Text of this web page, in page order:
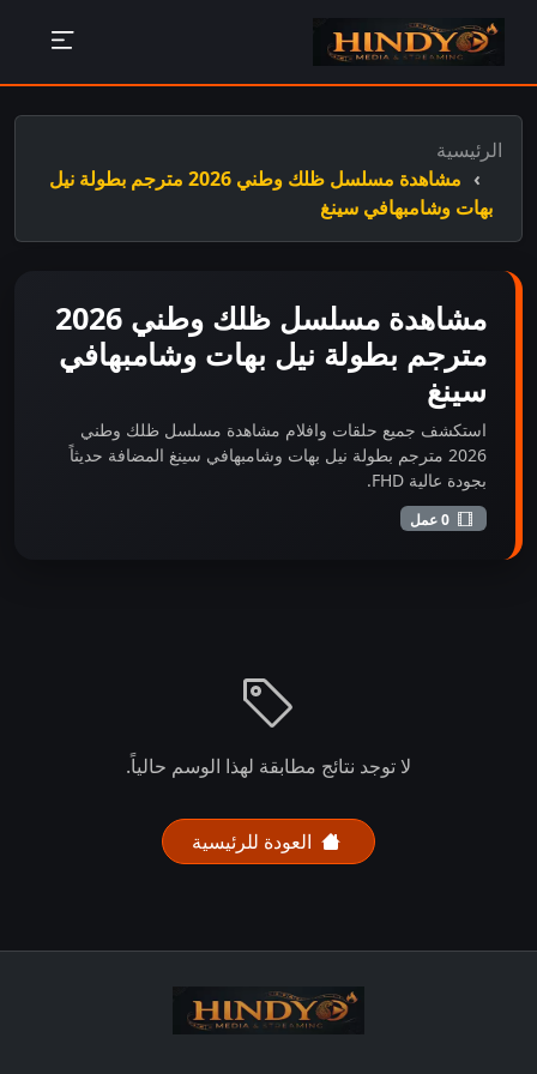
الرئيسية
مشاهدة مسلسل ظلك وطني 2026 مترجم بطولة نيل
بهات وشامبهافي سينغ
مشاهدة مسلسل ظلك وطني 2026
مترجم بطولة نيل بهات وشامبهافي
سينغ
استكشف جميع حلقات وافلام مشاهدة مسلسل ظلك وطني
2026 مترجم بطولة نيل بهات وشامبهافي سينغ المضافة حديثاً
بجودة عالية FHD.
لا توجد نتائج مطابقة لهذا الوسم حالياً.
العودة للرئيسية